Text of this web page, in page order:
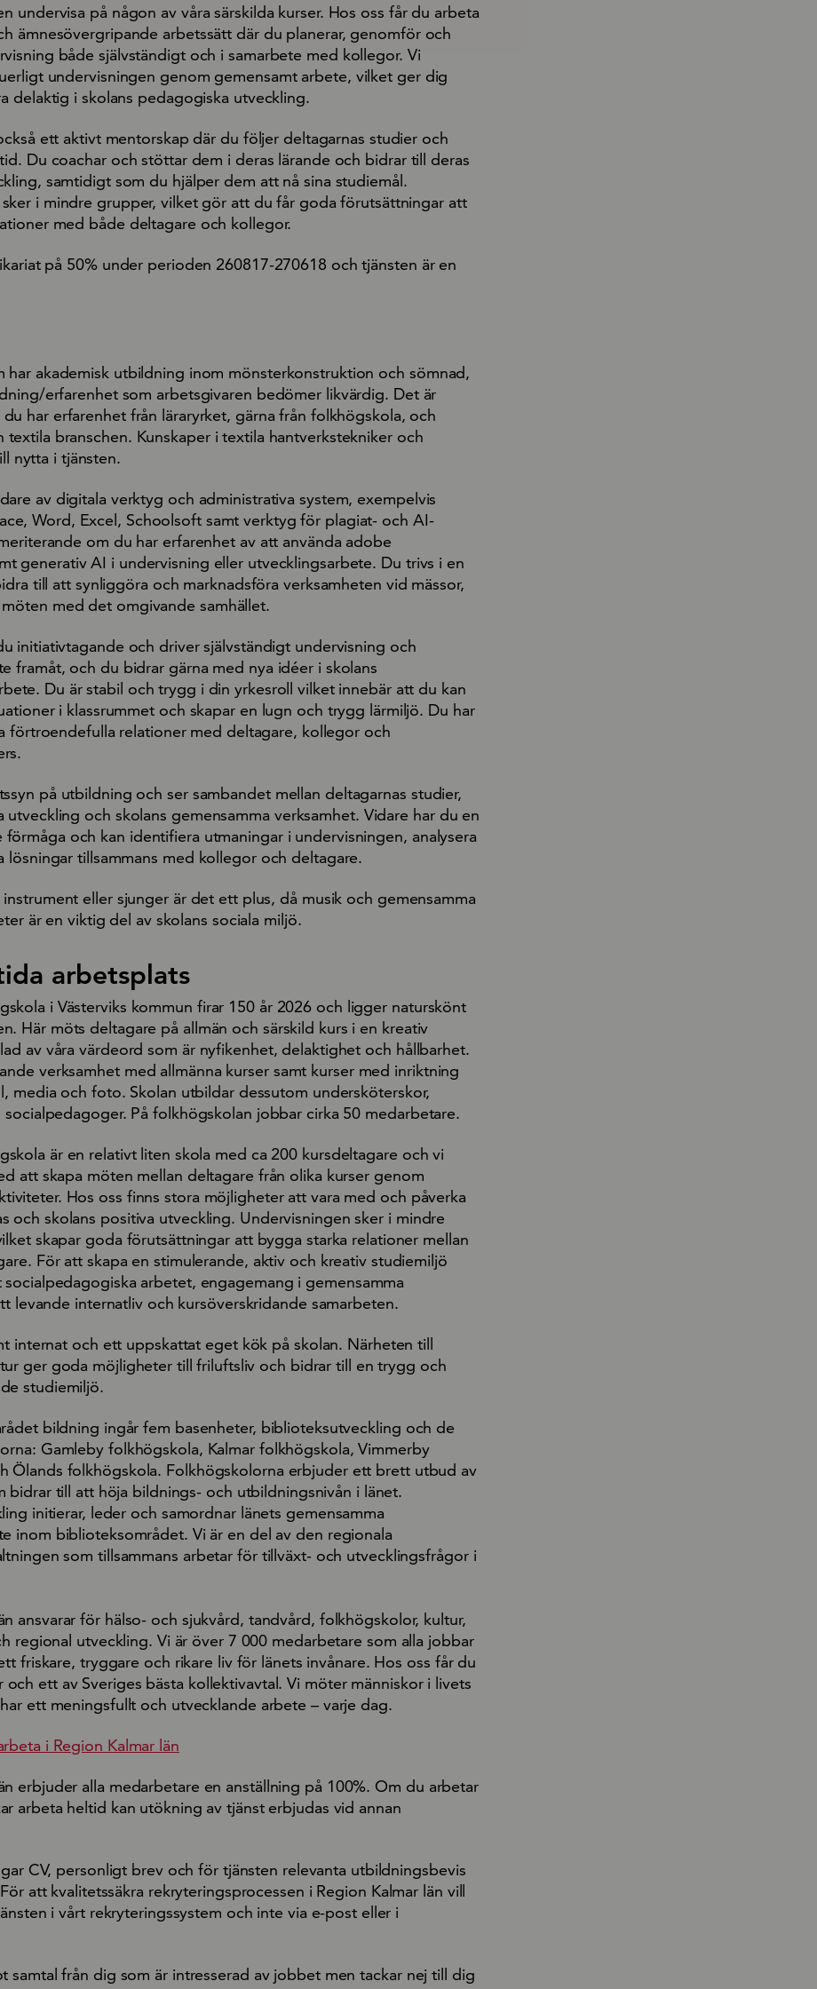
undervisa på någon av våra särskilda kurser. Hos oss får du arbeta
ämnesövergripande arbetssätt där du planerar, genomför och
både självständigt och i samarbete med kollegor. Vi
undervisningen genom gemensamt arbete, vilket ger dig
delaktig i skolans pedagogiska utveckling.
ett aktivt mentorskap där du följer deltagarnas studier och
Du coachar och stöttar dem i deras lärande och bidrar till deras
samtidigt som du hjälper dem att nå sina studiemål.
i mindre grupper, vilket gör att du får goda förutsättningar att
med både deltagare och kollegor.
på 50% under perioden 260817-270618 och tjänsten är en
har akademisk utbildning inom mönsterkonstruktion och sömnad,
erfarenhet som arbetsgivaren bedömer likvärdig. Det är
har erfarenhet från läraryrket, gärna från folkhögskola, och
textila branschen. Kunskaper i textila hantverkstekniker och
nytta i tjänsten.
av digitala verktyg och administrativa system, exempelvis
Word, Excel, Schoolsoft samt verktyg för plagiat- och AI-
om du har erfarenhet av att använda adobe
generativ AI i undervisning eller utvecklingsarbete. Du trivs i en
till att synliggöra och marknadsföra verksamheten vid mässor,
med det omgivande samhället.
initiativtagande och driver självständigt undervisning och
framåt, och du bidrar gärna med nya idéer i skolans
Du är stabil och trygg i din yrkesroll vilket innebär att du kan
i klassrummet och skapar en lugn och trygg lärmiljö. Du har
förtroendefulla relationer med deltagare, kollegor och
på utbildning och ser sambandet mellan deltagarnas studier,
utveckling och skolans gemensamma verksamhet. Vidare har du en
och kan identifiera utmaningar i undervisningen, analysera
lösningar tillsammans med kollegor och deltagare.
eller sjunger är det ett plus, då musik och gemensamma
är en viktig del av skolans sociala miljö.
arbetsplats
i Västerviks kommun firar 150 år 2026 och ligger naturskönt
Här möts deltagare på allmän och särskild kurs i en kreativ
av våra värdeord som är nyfikenhet, delaktighet och hållbarhet.
verksamhet med allmänna kurser samt kurser med inriktning
media och foto. Skolan utbildar dessutom undersköterskor,
På folkhögskolan jobbar cirka 50 medarbetare.
är en relativt liten skola med ca 200 kursdeltagare och vi
att skapa möten mellan deltagare från olika kurser genom
Hos oss finns stora möjligheter att vara med och påverka
och skolans positiva utveckling. Undervisningen sker i mindre
skapar goda förutsättningar att bygga starka relationer mellan
För att skapa en stimulerande, aktiv och kreativ studiemiljö
arbetet, engagemang i gemensamma
levande internatliv och kursöverskridande samarbeten.
internat och ett uppskattat eget kök på skolan. Närheten till
ger goda möjligheter till friluftsliv och bidrar till en trygg och
studiemiljö.
bildning ingår fem basenheter, biblioteksutveckling och de
Gamleby folkhögskola, Kalmar folkhögskola, Vimmerby
Ölands folkhögskola. Folkhögskolorna erbjuder ett brett utbud av
bidrar till att höja bildnings- och utbildningsnivån i länet.
initierar, leder och samordnar länets gemensamma
inom biblioteksområdet. Vi är en del av den regionala
som tillsammans arbetar för tillväxt- och utvecklingsfrågor i
ansvarar för hälso- och sjukvård, tandvård, folkhögskolor, kultur,
regional utveckling. Vi är över 7 000 medarbetare som alla jobbar
friskare, tryggare och rikare liv för länets invånare. Hos oss får du
och ett av Sveriges bästa kollektivavtal. Vi möter människor i livets
ett meningsfullt och utvecklande arbete – varje dag.
i Region Kalmar län
erbjuder alla medarbetare en anställning på 100%. Om du arbetar
arbeta heltid kan utökning av tjänst erbjudas vid annan
CV, personligt brev och för tjänsten relevanta utbildningsbevis
att kvalitetssäkra rekryteringsprocessen i Region Kalmar län vill
i vårt rekryteringssystem och inte via e-post eller i
samtal från dig som är intresserad av jobbet men tackar nej till dig